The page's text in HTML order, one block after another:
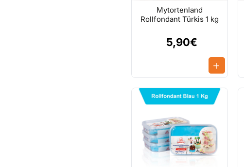
Mytortenland
Rollfondant Türkis 1 kg
5,90€